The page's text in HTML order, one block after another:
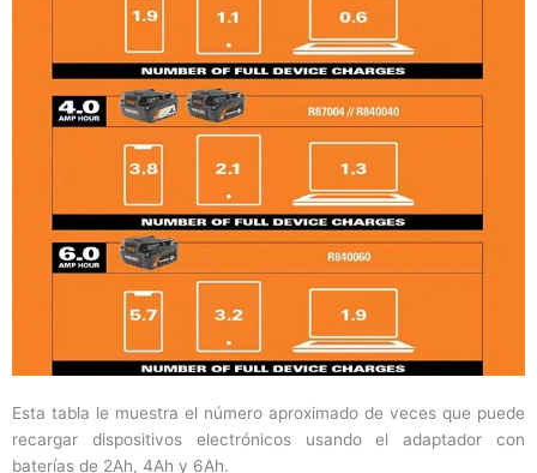
Esta tabla le muestra el número aproximado de veces que puede
recargar dispositivos electrónicos usando el adaptador con
baterías de 2Ah, 4Ah y 6Ah.